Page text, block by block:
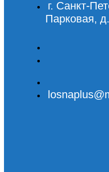
г. Санкт-
Парковая,